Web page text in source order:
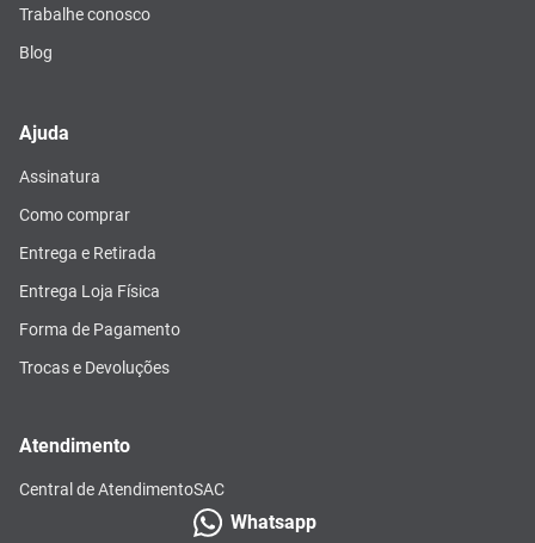
Trabalhe conosco
Blog
Ajuda
Assinatura
Como comprar
Entrega e Retirada
Entrega Loja Física
Forma de Pagamento
Trocas e Devoluções
Atendimento
Central de AtendimentoSAC
Whatsapp